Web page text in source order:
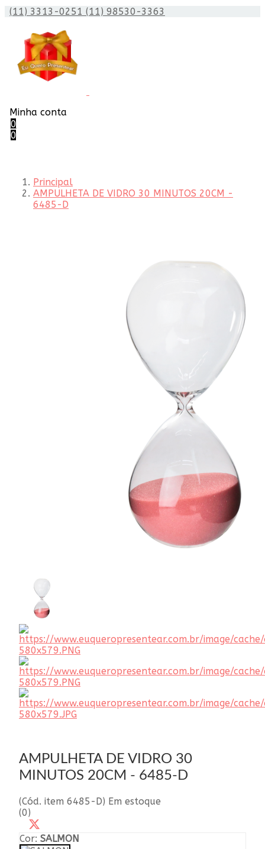
(11) 3313-0251 (11) 98530-3363
Minha conta
0
0
Principal
AMPULHETA DE VIDRO 30 MINUTOS 20CM -
6485-D
AMPULHETA DE VIDRO 30
MINUTOS 20CM - 6485-D
(Cód. item 6485-D) Em estoque
(0)
Cor: SALMON